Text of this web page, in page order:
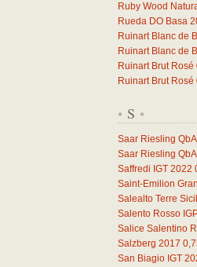
Ruby Wood
Rueda DO Basa
Ruinart Blanc de
Ruinart Blanc de
Ruinart Brut Rosé
Ruinart Brut Rosé
* S *
Saar Riesling
Saar Riesling
Saffredi IGT 2022
Saint-Emilion
Salealto Terre
Salento Rosso
Salice Salentino
Salzberg 2017
San Biagio IGT